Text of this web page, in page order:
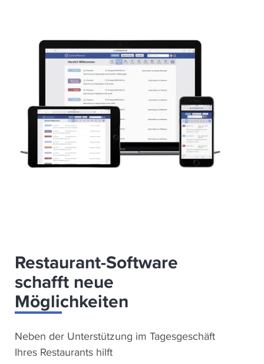
Restaurant-Software
schafft neue
Möglichkeiten
Neben der Unterstützung im Tagesgeschäft
Ihres Restaurants hilft